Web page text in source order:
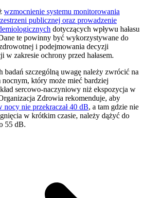
wzmocnienie systemu monitorowania
publicznej oraz prowadzenie
dotyczących wpływu hałasu
te powinny być wykorzystywane do
i podejmowania decyzji
w zakresie ochrony przed hałasem.
badań szczególną uwagę należy zwrócić na
nocnym, który może mieć bardziej
sercowo-naczyniowy niż ekspozycja w
Zdrowia rekomenduje, aby
nocy nie przekraczał 40 dB, a tam gdzie nie
w krótkim czasie, należy dążyć do
55 dB.